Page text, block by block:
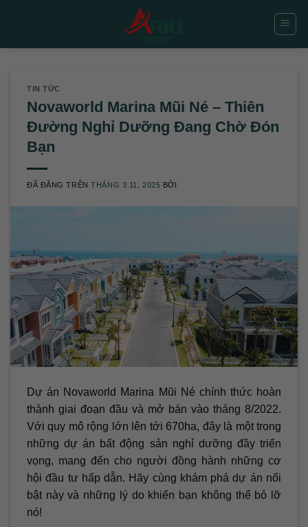
TIN TỨC
Novaworld Marina Mũi Né – Thiên
Đường Nghỉ Dưỡng Đang Chờ Đón
Bạn
ĐÃ ĐĂNG TRÊNTHÁNG 3 11, 2025 BỞI
Dự án Novaworld Marina Mũi Né chính thức hoàn
thành giai đoạn đầu và mở bán vào tháng 8/2022.
Với quy mô rộng lớn lên tới 670ha, đây là một trong
những dự án bất động sản nghỉ dưỡng đầy triển
vọng, mang đến cho người đồng hành những cơ
hội đầu tư hấp dẫn. Hãy cùng khám phá dự án nổi
bật này và những lý do khiến bạn không thể bỏ lỡ
nó!